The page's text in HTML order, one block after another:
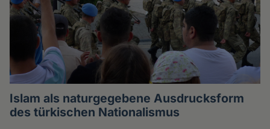
Islam als naturgegebene Ausdrucksform
des türkischen Nationalismus